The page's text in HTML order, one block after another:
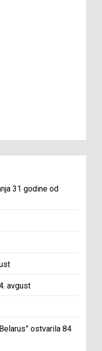
31 godine od
avgust
ostvarila 84